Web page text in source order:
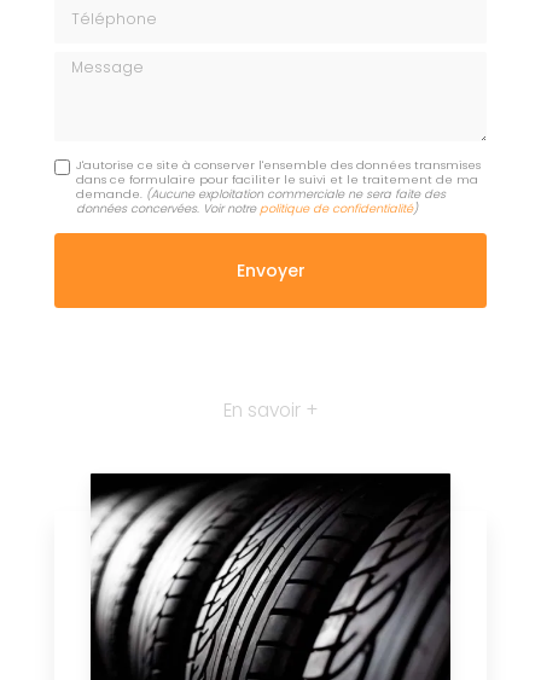
Message
J'autorise ce site à conserver l'ensemble des données transmises
dans ce formulaire pour faciliter le suivi et le traitement de ma
demande. (Aucune exploitation commerciale ne sera faite des
données concervées. Voir notrepolitique de confidentialité)
En savoir +